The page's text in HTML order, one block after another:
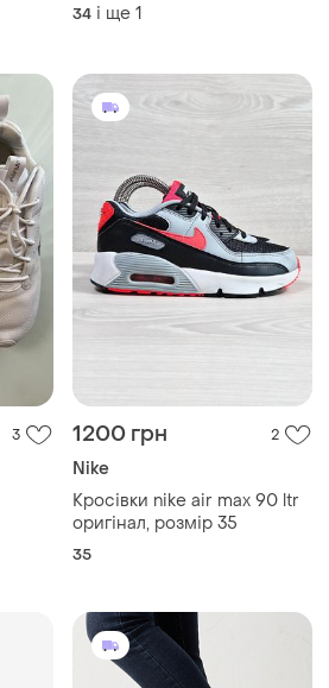
34 і ще 1
3 1200 грн 2
Nike
Кросівки nike air max 90 ltr
оригінал, розмір 35
35